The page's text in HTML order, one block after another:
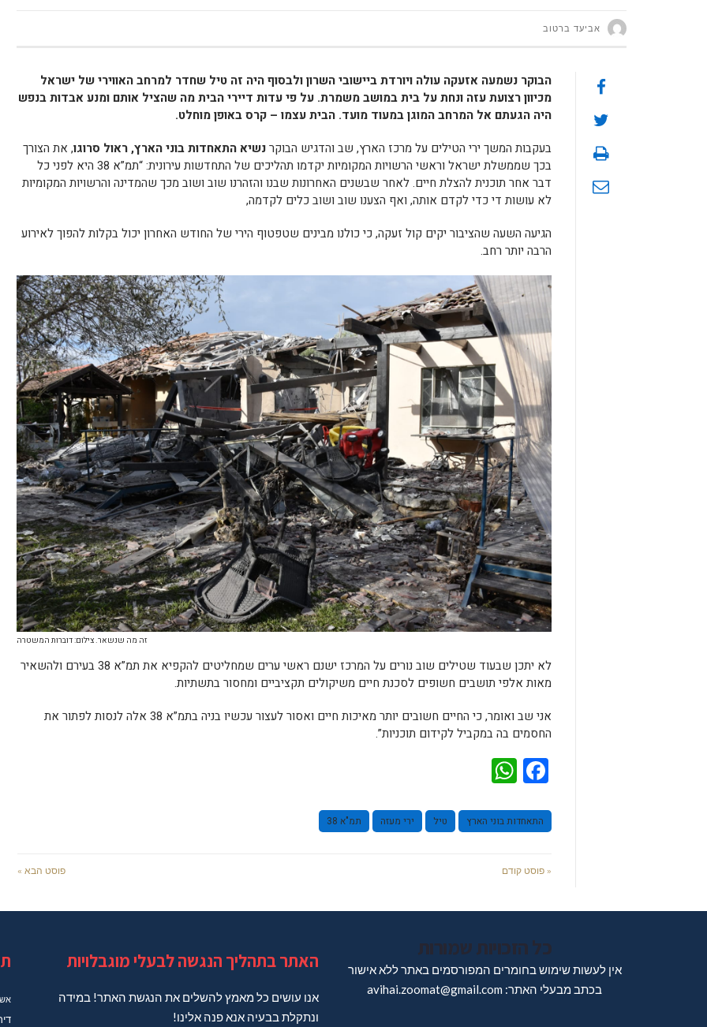
אביעד ברטוב
הבוקר נשמעה אזעקה עולה ויורדת ביישובי השרון ולבסוף היה זה טיל שחדר למרחב האווירי של ישראל
מכיוון רצועת עזה ונחת על בית במושב משמרת. על פי עדות דיירי הבית מה שהציל אותם ומנע אבדות בנפש
היה הגעתם אל המרחב המוגן במעוד מועד. הבית עצמו – קרס באופן מוחלט.
בעקבות המשך ירי הטילים על מרכז הארץ, שב והדגיש הבוקרנשיא התאחדות בוני הארץ, ראול סרוגו, את הצורך
בכך שממשלת ישראל וראשי הרשויות המקומיות יקדמו תהליכים של התחדשות עירונית: “תמ”א 38 היא לפני כל
דבר אחר תוכנית להצלת חיים. לאחר שבשנים האחרונות שבנו והזהרנו שוב ושוב מכך שהמדינה והרשויות המקומיות
לא עושות די כדי לקדם אותה, ואף הצענו שוב ושוב כלים לקדמה,
הגיעה השעה שהציבור יקים קול זעקה, כי כולנו מבינים שטפטוף הירי של החודש האחרון יכול בקלות להפוך לאירוע
הרבה יותר רחב.
זה מה שנשאר. צילום: דוברות המשטרה
לא יתכן שבעוד שטילים שוב נורים על המרכז ישנם ראשי ערים שמחליטים להקפיא את תמ”א 38 בעירם ולהשאיר
מאות אלפי תושבים חשופים לסכנת חיים משיקולים תקציביים ומחסור בתשתיות.
אני שב ואומר, כי החיים חשובים יותר מאיכות חיים ואסור לעצור עכשיו בניה בתמ”א 38 אלה לנסות לפתור את
החסמים בה במקביל לקידום תוכניות”.
Facebook
התאחדות בוני הארץ טיל ירי מעזה תמ"א 38
« פוסט קודם פוסט הבא »
כל הזכויות שמורות
אין לעשות שימוש בחומרים המפורסמים באתר ללא אישור
בכתב מבעלי האתר: avihai.zoomat@gmail.com
האתר בתהליך הנגשה לבעלי מוגבלויות
אנו עושים כל מאמץ להשלים את הנגשת האתר! במידה
ונתקלת בבעיה אנא פנה אלינו!